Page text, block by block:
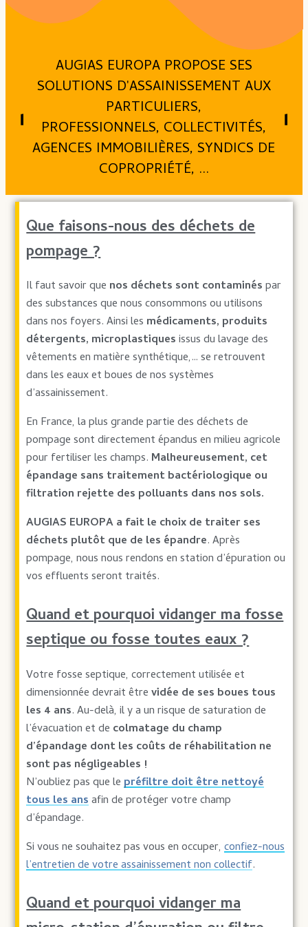
AUGIAS EUROPA PROPOSE SES
SOLUTIONS D'ASSAINISSEMENT AUX
PARTICULIERS,
PROFESSIONNELS, COLLECTIVITÉS,
AGENCES IMMOBILIÈRES, SYNDICS DE
COPROPRIÉTÉ, ...
Que faisons-nous des déchets de
pompage ?
Il faut savoir que nos déchets sont contaminéspar
des substances que nous consommons ou utilisons
dans nos foyers. Ainsi les médicaments, produits
détergents, microplastiquesissus du lavage des
vêtements en matière synthétique,… se retrouvent
dans les eaux et boues de nos systèmes
d’assainissement.
En France, la plus grande partie des déchets de
pompage sont directement épandus en milieu agricole
pour fertiliser les champs. Malheureusement, cet
épandage sans traitement bactériologique ou
filtration rejette des polluants dans nos sols.
AUGIAS EUROPA a fait le choix de traiter ses
déchets plutôt que de les épandre. Après
pompage, nous nous rendons en station d’épuration ou
vos effluents seront traités.
Quand et pourquoi vidanger ma fosse
septique ou fosse toutes eaux ?
Votre fosse septique, correctement utilisée et
dimensionnée devrait êtrevidée de ses boues tous
les 4 ans. Au-delà, il y a un risque de saturation de
l’évacuation et de colmatage du champ
d’épandage dont les coûts de réhabilitation ne
sont pas négligeables !
N’oubliez pas que lepréfiltre doit être nettoyé
tous les ansafin de protéger votre champ
d’épandage.
Si vous ne souhaitez pas vous en occuper,confiez-nous
l’entretien de votre assainissement non collectif.
Quand et pourquoi vidanger ma